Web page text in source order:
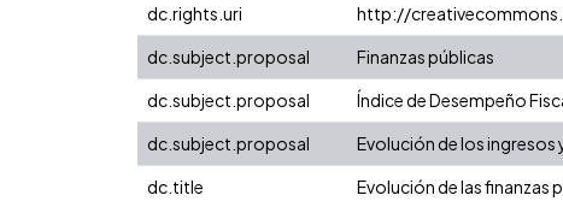
dc.rights.uri
http://
dc.subject.proposal
Finanzas públicas
dc.subject.proposal
Índice de Desempeño
dc.subject.proposal
Evolución de los ingresos
dc.title
Evolución de las finanzas